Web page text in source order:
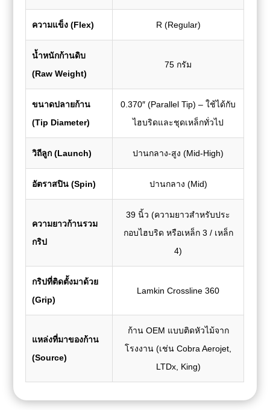
ความแข็ง (Flex) R (Regular)
น้ำหนักก้านดิบ
(Raw Weight)
75 กรัม
ขนาดปลายก้าน
(Tip Diameter)
0.370″ (Parallel Tip) – ใช้ได้กับ
ไฮบริดและชุดเหล็กทั่วไป
วิถีลูก (Launch) ปานกลาง-สูง (Mid-High)
อัตราสปิน (Spin) ปานกลาง (Mid)
ความยาวก้านรวม
กริป
39 นิ้ว (ความยาวสำหรับประ
กอบไฮบริด หรือเหล็ก 3 / เหล็ก
4)
กริปที่ติดตั้งมาด้วย
(Grip)
Lamkin Crossline 360
แหล่งที่มาของก้าน
(Source)
ก้าน OEM แบบติดหัวไม้จาก
โรงงาน (เช่น Cobra Aerojet,
LTDx, King)